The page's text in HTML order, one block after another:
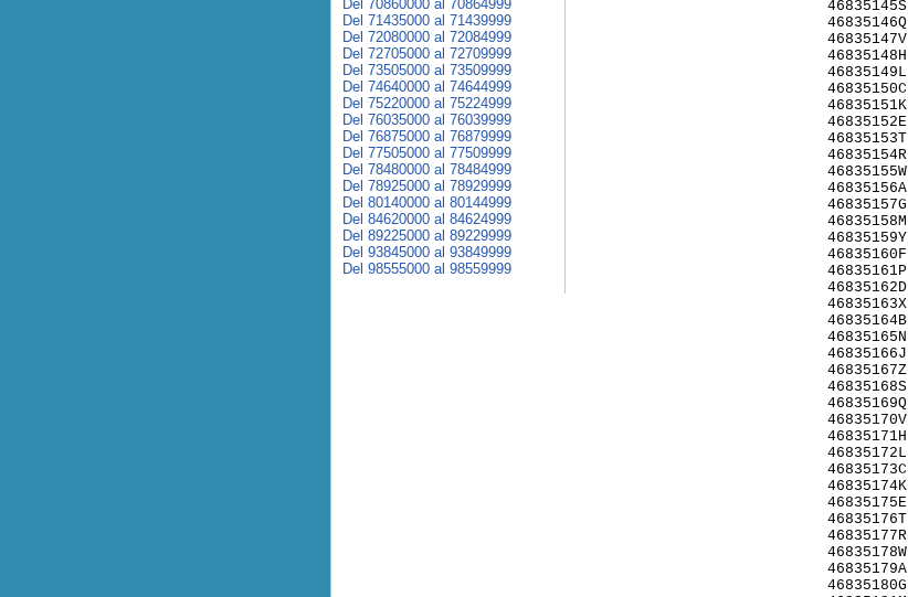
46835145S
46835146Q
46835147V
46835148H
46835149L
46835150C
46835151K
46835152E
46835153T
46835154R
46835155W
46835156A
46835157G
46835158M
46835159Y
46835160F
46835161P
46835162D
46835163X
46835164B
46835165N
46835166J
46835167Z
46835168S
46835169Q
46835170V
46835171H
46835172L
46835173C
46835174K
46835175E
46835176T
46835177R
46835178W
46835179A
46835180G
Del 70860000 al 70864999
Del 71435000 al 71439999
Del 72080000 al 72084999
Del 72705000 al 72709999
Del 73505000 al 73509999
Del 74640000 al 74644999
Del 75220000 al 75224999
Del 76035000 al 76039999
Del 76875000 al 76879999
Del 77505000 al 77509999
Del 78480000 al 78484999
Del 78925000 al 78929999
Del 80140000 al 80144999
Del 84620000 al 84624999
Del 89225000 al 89229999
Del 93845000 al 93849999
Del 98555000 al 98559999